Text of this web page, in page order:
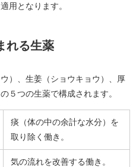
用となります。
れる生薬
）、生姜（ショウキョウ）、厚
５つの生薬で構成されます。
痰（体の中の余計な水分）を
取り除く働き。
気の流れを改善する働き。